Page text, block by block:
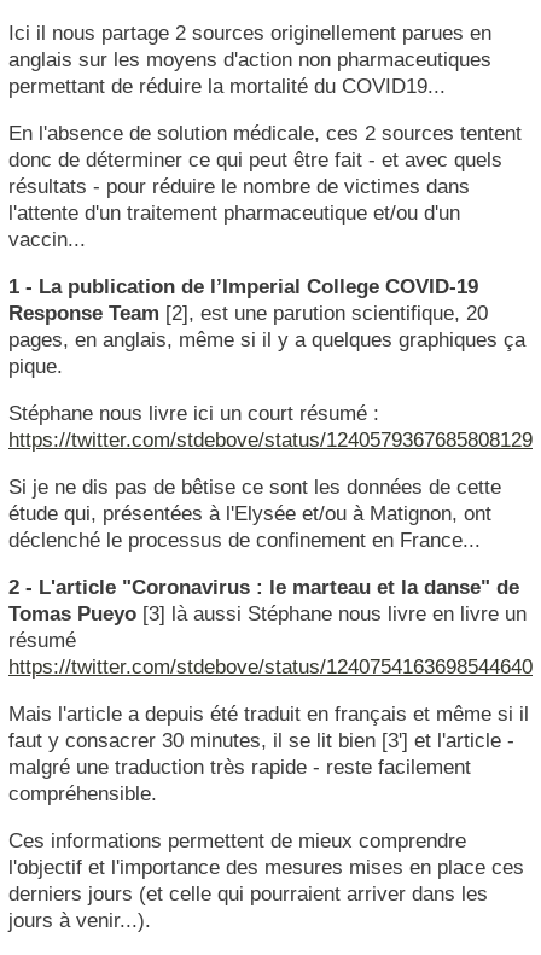
Ici il nous partage 2 sources originellement parues en
anglais sur les moyens d'action non pharmaceutiques
permettant de réduire la mortalité du COVID19...
En l'absence de solution médicale, ces 2 sources tentent
donc de déterminer ce qui peut être fait - et avec quels
résultats - pour réduire le nombre de victimes dans
l'attente d'un traitement pharmaceutique et/ou d'un
vaccin...
1 - La publication de l’Imperial College COVID-19
Response Team [2], est une parution scientifique, 20
pages, en anglais, même si il y a quelques graphiques ça
pique.
Stéphane nous livre ici un court résumé :
https://twitter.com/stdebove/status/1240579367685808129
Si je ne dis pas de bêtise ce sont les données de cette
étude qui, présentées à l'Elysée et/ou à Matignon, ont
déclenché le processus de confinement en France...
2 - L'article "Coronavirus : le marteau et la danse" de
Tomas Pueyo [3] là aussi Stéphane nous livre en livre un
résumé
https://twitter.com/stdebove/status/1240754163698544640
Mais l'article a depuis été traduit en français et même si il
faut y consacrer 30 minutes, il se lit bien [3'] et l'article -
malgré une traduction très rapide - reste facilement
compréhensible.
Ces informations permettent de mieux comprendre
l'objectif et l'importance des mesures mises en place ces
derniers jours (et celle qui pourraient arriver dans les
jours à venir...).